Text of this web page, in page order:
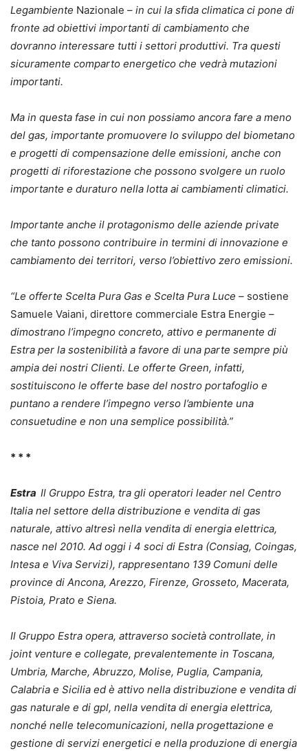
Legambiente Nazionale – in cui la sfida climatica ci pone di
fronte ad obiettivi importanti di cambiamento che
dovranno interessare tutti i settori produttivi. Tra questi
sicuramente comparto energetico che vedrà mutazioni
importanti.
Ma in questa fase in cui non possiamo ancora fare a meno
del gas, importante promuovere lo sviluppo del biometano
e progetti di compensazione delle emissioni, anche con
progetti di riforestazione che possono svolgere un ruolo
importante e duraturo nella lotta ai cambiamenti climatici.
Importante anche il protagonismo delle aziende private
che tanto possono contribuire in termini di innovazione e
cambiamento dei territori, verso l’obiettivo zero emissioni.
“Le offerte Scelta Pura Gas e Scelta Pura Luce – sostiene
Samuele Vaiani, direttore commerciale Estra Energie –
dimostrano l’impegno concreto, attivo e permanente di
Estra per la sostenibilità a favore di una parte sempre più
ampia dei nostri Clienti. Le offerte Green, infatti,
sostituiscono le offerte base del nostro portafoglio e
puntano a rendere l’impegno verso l’ambiente una
consuetudine e non una semplice possibilità.”
* * *
Estra Il Gruppo Estra, tra gli operatori leader nel Centro
Italia nel settore della distribuzione e vendita di gas
naturale, attivo altresì nella vendita di energia elettrica,
nasce nel 2010. Ad oggi i 4 soci di Estra (Consiag, Coingas,
Intesa e Viva Servizi), rappresentano 139 Comuni delle
province di Ancona, Arezzo, Firenze, Grosseto, Macerata,
Pistoia, Prato e Siena.
Il Gruppo Estra opera, attraverso società controllate, in
joint venture e collegate, prevalentemente in Toscana,
Umbria, Marche, Abruzzo, Molise, Puglia, Campania,
Calabria e Sicilia ed è attivo nella distribuzione e vendita di
gas naturale e di gpl, nella vendita di energia elettrica,
nonché nelle telecomunicazioni, nella progettazione e
gestione di servizi energetici e nella produzione di energia